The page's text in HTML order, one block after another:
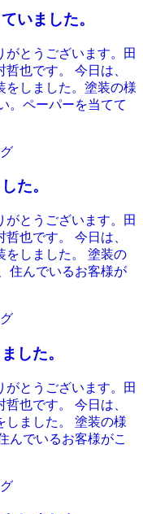
ていました。
がとうございます。田
也です。 今日は、
をしました。塗装の様
。ペーパーを当てて
した。
がとうございます。田
也です。 今日は、
をしました。 塗装の
住んでいるお客様が
ました。
がとうございます。田
也です。 今日は、
しました。 塗装の様
んでいるお客様がこ